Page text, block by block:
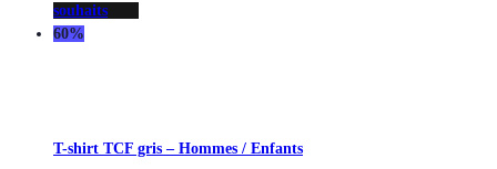
souhaits
60%
T-shirt TCF gris – Hommes / Enfants